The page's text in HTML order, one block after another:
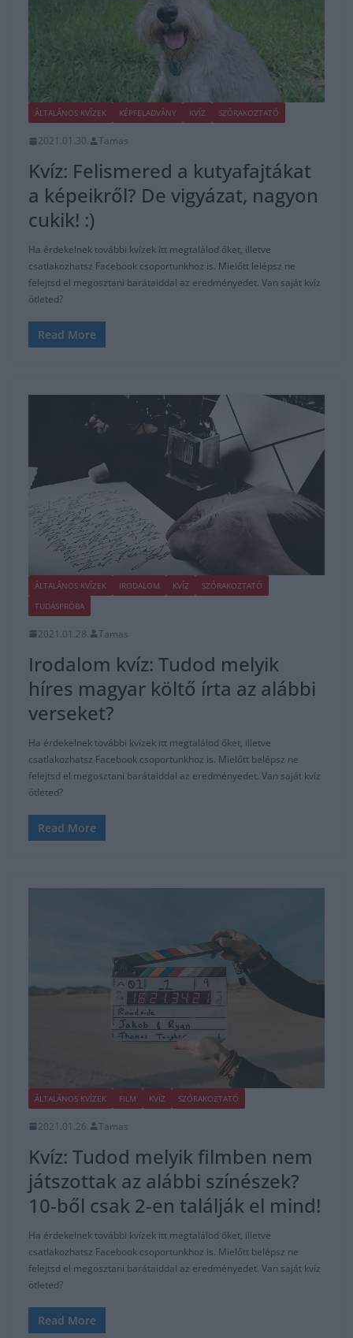
ÁLTALÁNOS KVÍZEK KÉPFELADVÁNY KVÍZ SZÓRAKOZTATÓ
2021.01.30. Tamas
Kvíz: Felismered a kutyafajtákat
a képeikről? De vigyázat, nagyon
cukik! :)
Ha érdekelnek további kvízek itt megtalálod őket, illetve
csatlakozhatsz Facebook csoportunkhoz is. Mielőtt lelépsz ne
felejtsd el megosztani barátaiddal az eredményedet. Van saját kvíz
ötleted?
Read More
ÁLTALÁNOS KVÍZEK IRODALOM KVÍZ
SZÓRAKOZTATÓ
TUDÁSPRÓBA
2021.01.28. Tamas
Irodalom kvíz: Tudod melyik
híres magyar költő írta az alábbi
verseket?
Ha érdekelnek további kvízek itt megtalálod őket, illetve
csatlakozhatsz Facebook csoportunkhoz is. Mielőtt belépsz ne
felejtsd el megosztani barátaiddal az eredményedet. Van saját kvíz
ötleted?
Read More
ÁLTALÁNOS KVÍZEK FILM KVÍZ SZÓRAKOZTATÓ
2021.01.26. Tamas
Kvíz: Tudod melyik filmben nem
játszottak az alábbi színészek?
10-ből csak 2-en találják el mind!
Ha érdekelnek további kvízek itt megtalálod őket, illetve
csatlakozhatsz Facebook csoportunkhoz is. Mielőtt belépsz ne
felejtsd el megosztani barátaiddal az eredményedet. Van saját kvíz
ötleted?
Read More